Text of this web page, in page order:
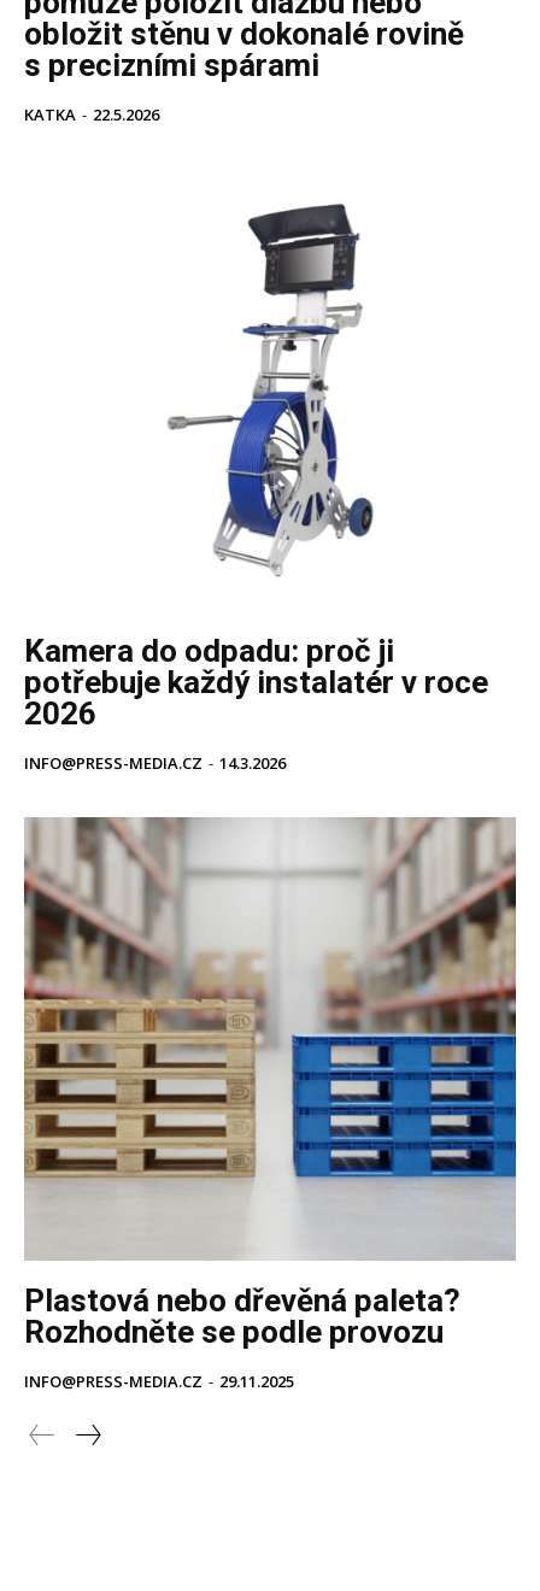
obložit stěnu v dokonalé rovině
s precizními spárami
KATKA - 22.5.2026
Kamera do odpadu: proč ji
potřebuje každý instalatér v roce
2026
INFO@PRESS-MEDIA.CZ - 14.3.2026
Plastová nebo dřevěná paleta?
Rozhodněte se podle provozu
INFO@PRESS-MEDIA.CZ - 29.11.2025